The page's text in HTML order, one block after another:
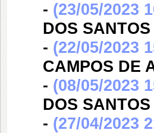
- (23/05/2023
DOS SANTOS
- (22/05/2023
CAMPOS DE
- (08/05/2023
DOS SANTOS
- (27/04/2023